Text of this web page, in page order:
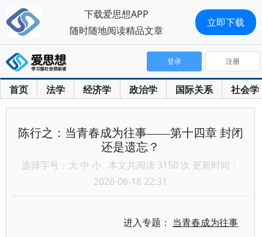
首页 法学 经济学 政治学 国际关系 社会学
登录 注册
陈行之：当青春成为往事——第十四章 封闭
还是遗忘？
选择字号： 大 中 小 本文共阅读 3150 次 更新时间：
2026-06-18 22:31
进入专题： 当青春成为往事
下载爱思想APP
随时随地阅读精品文章
立即下载